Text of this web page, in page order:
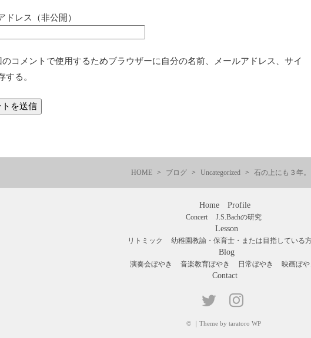
ドレス（非公開）
のコメントで使用するためブラウザーに自分の名前、メールアドレス、サイ
する。
HOME ブログ Uncategorized 石の上にも３年。
Home Profile
Concert J.S.Bachの研究
Lesson
リトミック 幼稚園教諭・保育士・または目指している
Blog
演奏会ぼやき 音楽教育ぼやき 日常ぼやき 映画ぼや
Contact
© Theme by taratoro WP